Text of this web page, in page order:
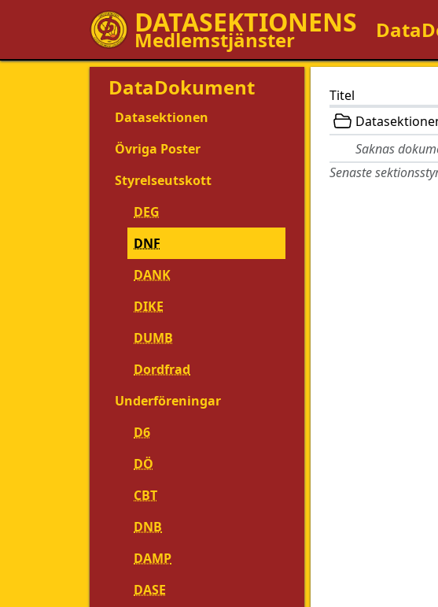
DATASEKTIONENS
Medlemstjänster
DataDokument
Datasektionen
Övriga Poster
Styrelseutskott
DEG
DNF
DANK
DIKE
DUMB
Dordfrad
Underföreningar
D6
DÖ
CBT
DNB
DAMP
DASE
Titel
Saknas
Senaste